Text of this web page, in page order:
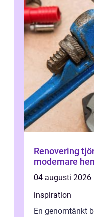
Renovering tjörn trygg väg
modernare
04 augusti 2026
inspiration
En genomtänkt